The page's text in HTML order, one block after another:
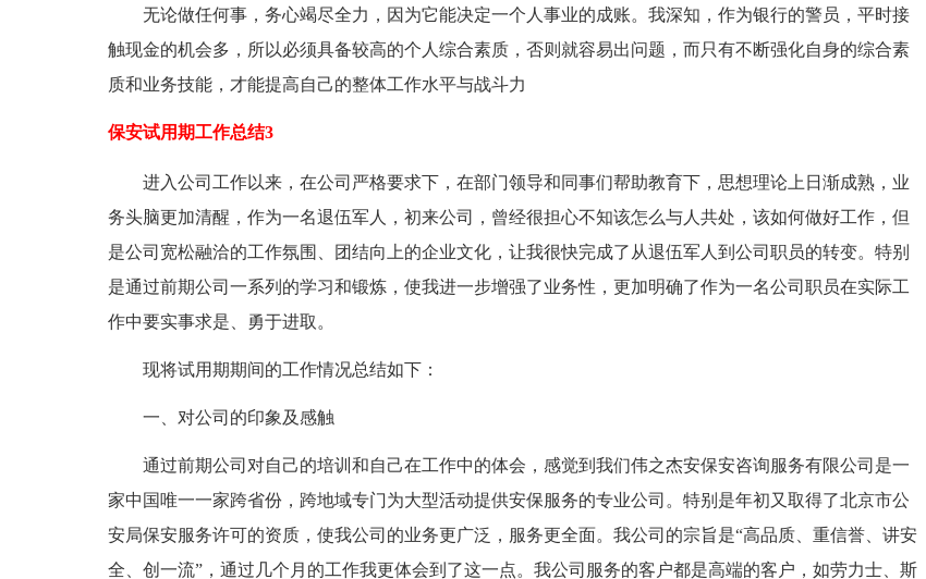
无论做任何事，务心竭尽全力，因为它能决定一个人事业的成账。我深知，作为银行的警员，平时接
触现金的机会多，所以必须具备较高的个人综合素质，否则就容易出问题，而只有不断强化自身的综合素
质和业务技能，才能提高自己的整体工作水平与战斗力
保安试用期工作总结3
进入公司工作以来，在公司严格要求下，在部门领导和同事们帮助教育下，思想理论上日渐成熟，业
务头脑更加清醒，作为一名退伍军人，初来公司，曾经很担心不知该怎么与人共处，该如何做好工作，但
是公司宽松融洽的工作氛围、团结向上的企业文化，让我很快完成了从退伍军人到公司职员的转变。特别
是通过前期公司一系列的学习和锻炼，使我进一步增强了业务性，更加明确了作为一名公司职员在实际工
作中要实事求是、勇于进取。
现将试用期期间的工作情况总结如下：
一、对公司的印象及感触
通过前期公司对自己的培训和自己在工作中的体会，感觉到我们伟之杰安保安咨询服务有限公司是一
家中国唯一一家跨省份，跨地域专门为大型活动提供安保服务的专业公司。特别是年初又取得了北京市公
安局保安服务许可的资质，使我公司的业务更广泛，服务更全面。我公司的宗旨是“高品质、重信誉、讲安
全、创一流”，通过几个月的工作我更体会到了这一点。我公司服务的客户都是高端的客户，如劳力士、斯